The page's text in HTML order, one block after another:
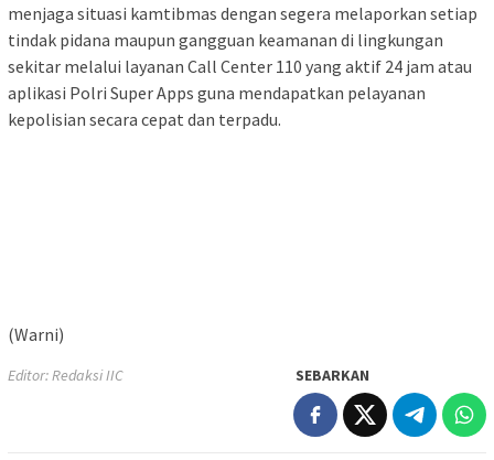
menjaga situasi kamtibmas dengan segera melaporkan setiap
tindak pidana maupun gangguan keamanan di lingkungan
sekitar melalui layanan Call Center 110 yang aktif 24 jam atau
aplikasi Polri Super Apps guna mendapatkan pelayanan
kepolisian secara cepat dan terpadu.
(Warni)
Editor: Redaksi IIC SEBARKAN